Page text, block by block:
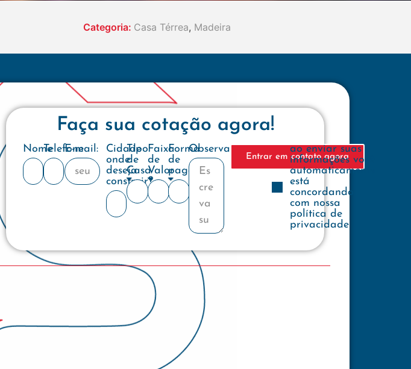
Categoria: Casa Térrea, Madeira
Faça sua cotação agora!
NomeTelefone
E-mail:
Cidade
onde
deseja
construir?
Tipo
de
Casa
Faixa
de
Valor
Forma
de
pagamento
Observações
Entrar em contato agora
ao enviar suas
informações você
automaticamente
está
concordando
com nossa
política de
privacidade